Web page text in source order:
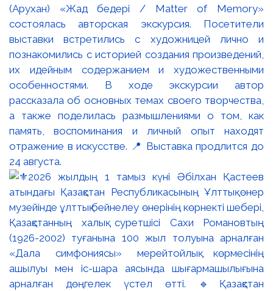
(Арухан) «Жад бедері / Matter of Memory»
состоялась авторская экскурсия. Посетители
выставки встретились с художницей лично и
познакомились с историей создания произведений,
их идейным содержанием и художественными
особенностями. В ходе экскурсии автор
рассказала об основных темах своего творчества,
а также поделилась размышлениями о том, как
память, воспоминания и личный опыт находят
отражение в искусстве. 📍 Выставка продлится до
24 августа.